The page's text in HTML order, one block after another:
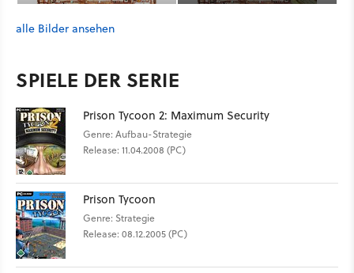
alle Bilder ansehen
SPIELE DER SERIE
Prison Tycoon 2: Maximum Security
Genre: Aufbau-Strategie
Release: 11.04.2008 (PC)
Prison Tycoon
Genre: Strategie
Release: 08.12.2005 (PC)